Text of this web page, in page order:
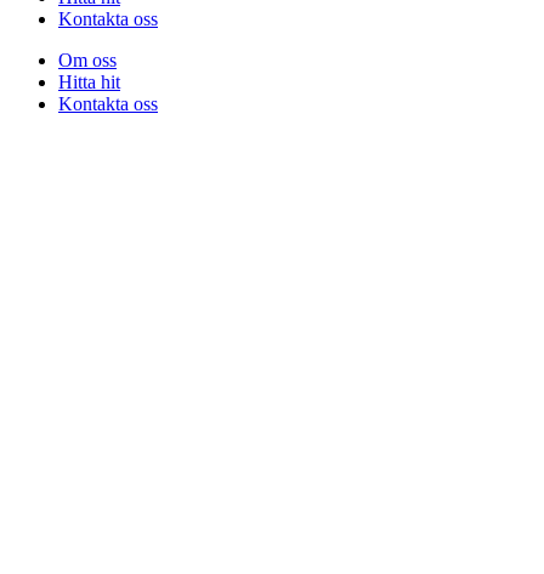
Kontakta oss
Om oss
Hitta hit
Kontakta oss